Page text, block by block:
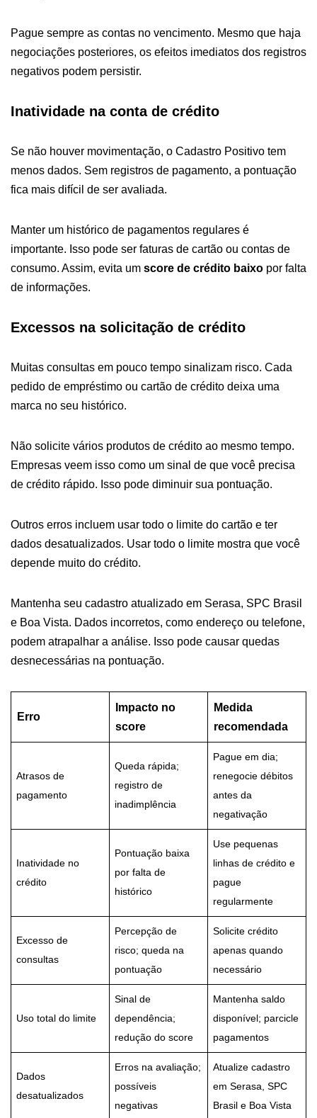
Pague sempre as contas no vencimento. Mesmo que haja
negociações posteriores, os efeitos imediatos dos registros
negativos podem persistir.
Inatividade na conta de crédito
Se não houver movimentação, o Cadastro Positivo tem
menos dados. Sem registros de pagamento, a pontuação
fica mais difícil de ser avaliada.
Manter um histórico de pagamentos regulares é
importante. Isso pode ser faturas de cartão ou contas de
consumo. Assim, evita um score de crédito baixo por falta
de informações.
Excessos na solicitação de crédito
Muitas consultas em pouco tempo sinalizam risco. Cada
pedido de empréstimo ou cartão de crédito deixa uma
marca no seu histórico.
Não solicite vários produtos de crédito ao mesmo tempo.
Empresas veem isso como um sinal de que você precisa
de crédito rápido. Isso pode diminuir sua pontuação.
Outros erros incluem usar todo o limite do cartão e ter
dados desatualizados. Usar todo o limite mostra que você
depende muito do crédito.
Mantenha seu cadastro atualizado em Serasa, SPC Brasil
e Boa Vista. Dados incorretos, como endereço ou telefone,
podem atrapalhar a análise. Isso pode causar quedas
desnecessárias na pontuação.
Erro
Impacto no
score
Medida
recomendada
Atrasos de
pagamento
Queda rápida;
registro de
inadimplência
Pague em dia;
renegocie débitos
antes da
negativação
Inatividade no
crédito
Pontuação baixa
por falta de
histórico
Use pequenas
linhas de crédito e
pague
regularmente
Excesso de
consultas
Percepção de
risco; queda na
pontuação
Solicite crédito
apenas quando
necessário
Uso total do limite
Sinal de
dependência;
redução do score
Mantenha saldo
disponível; parcicle
pagamentos
Dados
desatualizados
Erros na avaliação;
possíveis
negativas
Atualize cadastro
em Serasa, SPC
Brasil e Boa Vista